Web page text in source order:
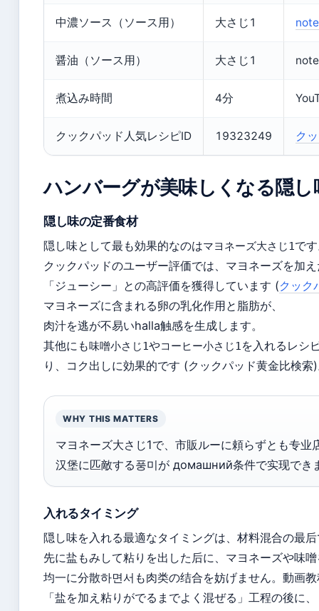
中濃ソース（ソース用） 大さじ1
醤油（ソース用） 大さじ1
煮込み時間 4分
クックパッド人気レシピID 19323249 ク
ハンバーグが美味しくなる隠
隠し味の定番食材
隠し味として最も効果的なのはマヨネーズ大さじ1で
クックパッドのユーザー評価では、マヨネーズを加
「ジューシー」との高評価を獲得しています (クック
マヨネーズに含まれる卵の乳化作用と脂肪が、
肉汁を逃が不易いhalla触感を生成します。
其他にも味噌小さじ1やコーヒー小さじ1を入れるレシ
り、コク出しに効果的です (クックパッド黄金比検索
WHY THIS MATTERS
マヨネーズ大さじ1で、市販ルーに頼らずとも专业
汉堡に匹敵する풍미が домашний条件で实现でき
入れるタイミング
隠し味を入れる最適なタイミングは、材料混合の最
先に盐もみして粘りを出した后に、マヨネーズや味
均一に分散하면서も肉类の结合を妨げません。動画
「盐を加え粘りがでるまでよく混ぜる」工程の後に、